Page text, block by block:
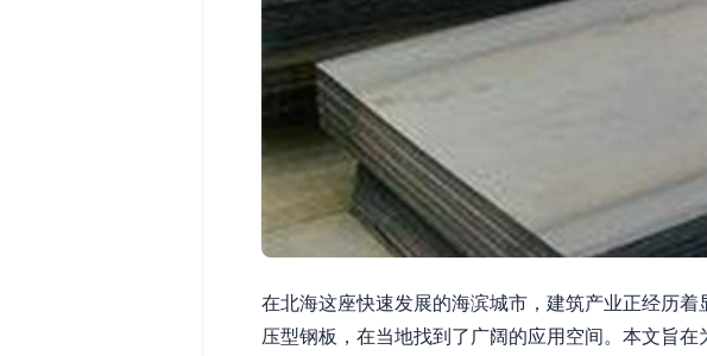
在北海这座快速发展的海滨城市，建筑产业正经历
压型钢板，在当地找到了广阔的应用空间。本文旨